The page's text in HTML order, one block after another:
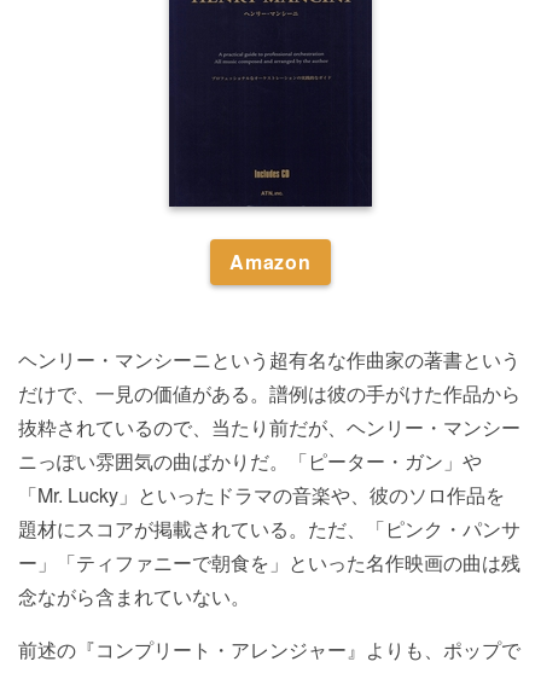
Amazon
ヘンリー・マンシーニという超有名な作曲家の著書という
だけで、一見の価値がある。譜例は彼の手がけた作品から
抜粋されているので、当たり前だが、ヘンリー・マンシー
ニっぽい雰囲気の曲ばかりだ。「ピーター・ガン」や
「Mr. Lucky」といったドラマの音楽や、彼のソロ作品を
題材にスコアが掲載されている。ただ、「ピンク・パンサ
ー」「ティファニーで朝食を」といった名作映画の曲は残
念ながら含まれていない。
前述の『コンプリート・アレンジャー』よりも、ポップで